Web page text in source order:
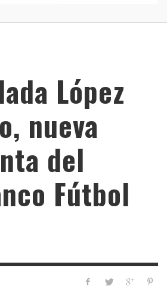
López
nueva
del
Fútbol